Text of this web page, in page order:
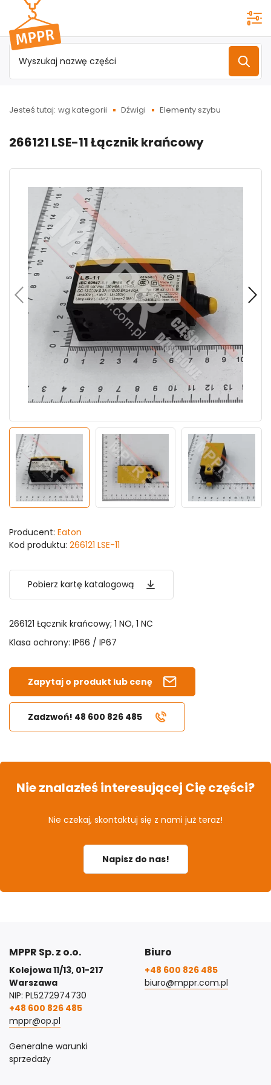
Przejdź do
menu
głównego
Jesteś tutaj: wg kategorii Dźwigi Elementy szybu
266121 LSE-11 Łącznik krańcowy
Producent: Eaton
Kod produktu: 266121 LSE-11
Pobierz kartę katalogową
266121 Łącznik krańcowy; 1 NO, 1 NC
Klasa ochrony: IP66 / IP67
Zapytaj o produkt lub cenę
Zadzwoń! 48 600 826 485
Nie znalazłeś interesującej Cię części?
Nie czekaj, skontaktuj się z nami już teraz!
Napisz do nas!
MPPR Sp. z o.o.
Kolejowa 11/13, 01-217
Warszawa
NIP: PL5272974730
+48 600 826 485
mppr@op.pl
Generalne warunki
sprzedaży
Biuro
+48 600 826 485
biuro@mppr.com.pl